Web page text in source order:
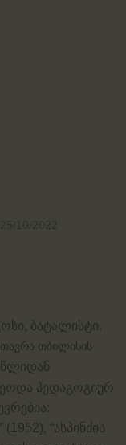
ბატალისტი.
თბილისის
წლიდან
პედაგოგიურ
“ასპინძის